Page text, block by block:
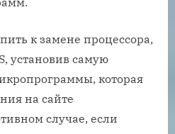
к замене процессора,
установив самую
которая
на сайте
случае, если